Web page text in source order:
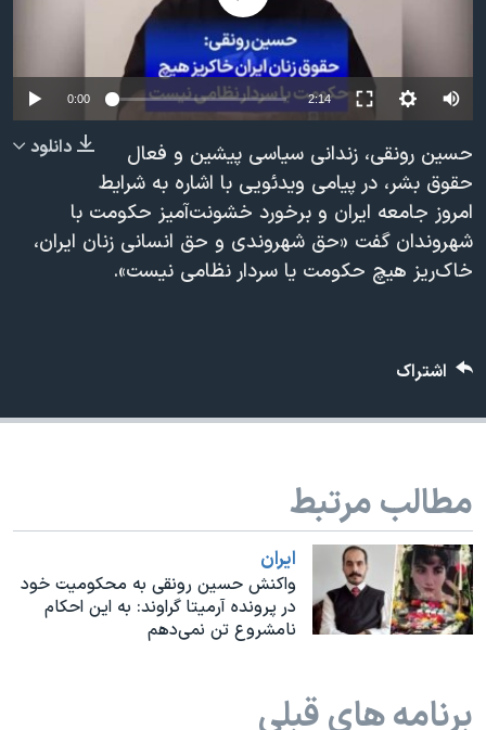
فرهنگ و زندگی
حقوق شهروندی
اقتصادی
اسرائیل در جنگ
گالری عکس
آرشیو پخش زنده
انتخابات ریاست جمهوری آمریکا ۲۰۲۴
حمله جمهوری اسلامی به اسرائیل
ورزش زنان در ایران
اعتراضات زن، زندگی، آزادی
مجموعه مستندهای دادخواهی
چهل سال گروگان‌گیری
اسرائیل در جنگ
نرگس محمدی برنده جایزه نوبل صلح
همایش محافظه‌کاران آمریکا «سی‌پک»
صفحه‌های ویژه
زبانهای مختلف
0:00 2:14
دانلود
حسین رونقی، زندانی سیاسی پیشین و فعال
حقوق بشر، در پیامی ویدئویی با اشاره به شرایط
امروز جامعه ایران و برخورد خشونت‌آمیز حکومت با
شهروندان گفت «حق شهروندی و حق انسانی زنان ایران،
خاک‌ریز هیچ حکومت یا سردار نظامی نیست».
اشتراک
مطالب مرتبط
ايران
واکنش حسین رونقی به محکومیت خود
در پرونده آرمیتا گراوند: به این احکام
نامشروع تن نمی‌دهم
برنامه های قبلی